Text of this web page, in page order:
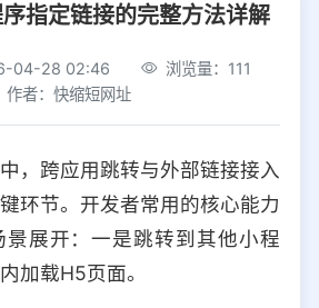
电商平台
链接被拦截
PC 其他
指定链接的完整方法详解
04-28 02:46
浏览量：111
作者：快缩短网址
，跨应用跳转与外部链接接入
环节。开发者常用的核心能力
景展开：一是跳转到其他小程
加载H5页面。